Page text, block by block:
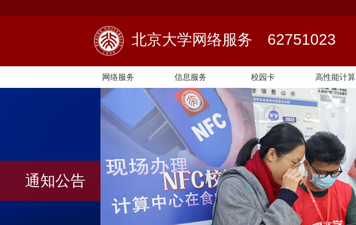
北京大学网络服务 62751023
网络服务 信息服务 校园卡 高性能计算
通知公告